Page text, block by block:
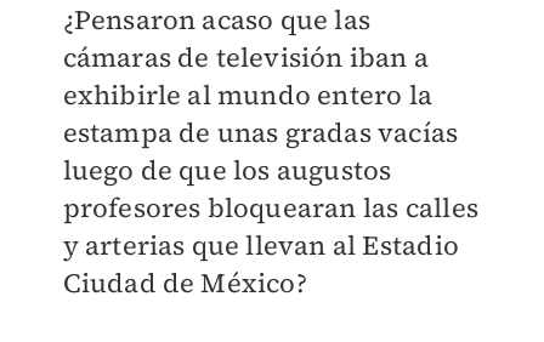
¿Pensaron acaso que las
cámaras de televisión iban a
exhibirle al mundo entero la
estampa de unas gradas vacías
luego de que los augustos
profesores bloquearan las calles
y arterias que llevan al Estadio
Ciudad de México?